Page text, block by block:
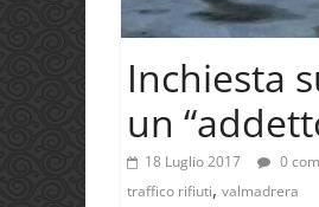
Inchiesta
un
18 Luglio 2017 0
traffico rifiuti, valmadrera